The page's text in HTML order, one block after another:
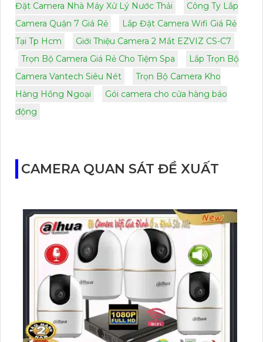
Đặt Camera Nhà Máy Xử Lý Nước Thải
Công Ty Lắp
Camera Quận 7 Giá Rẻ
Lắp Đặt Camera Wifi Giá Rẻ
Tại Tp Hcm
Giới Thiệu Camera 2 Mắt EZVIZ CS-C7
Trọn Bộ Camera Giá Rẻ Cho Tiệm Spa
Lắp Trọn Bộ
Camera Vantech Siêu Nét
Trọn Bộ Camera Kho
Hàng Hồng Ngoại
Gói camera cho cửa hàng báo
động
CAMERA QUAN SÁT ĐỀ XUẤT